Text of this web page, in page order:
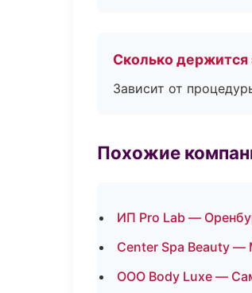
Сколько
Зависит от
Похожие
ИП Pro Lab —
Center Spa Beauty —
ООО Body Luxe —